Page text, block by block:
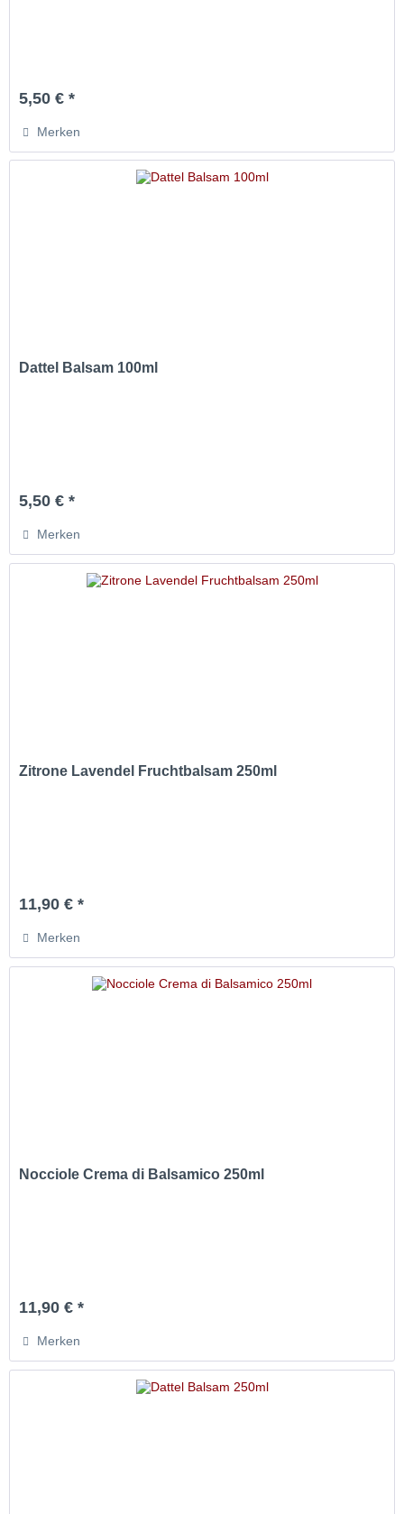
5,50 € *
Merken
Dattel Balsam 100ml
5,50 € *
Merken
Zitrone Lavendel Fruchtbalsam 250ml
11,90 € *
Merken
Nocciole Crema di Balsamico 250ml
11,90 € *
Merken